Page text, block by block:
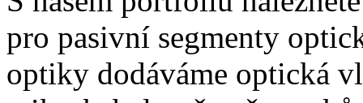
pro pasivní segmenty
optiky dodáváme optická